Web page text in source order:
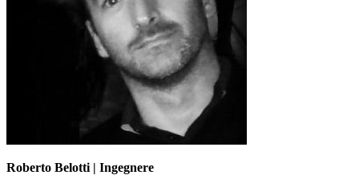
Roberto Belotti | Ingegnere